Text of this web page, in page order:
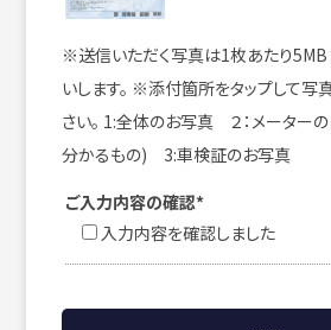
※送信いただく写真は1枚あたり
いします。 ※添付箇所をタップして写
さい。 1:全体のお写真 ２：メーター
分かるもの) 3:車検証のお写真
ご入力内容の確認*
入力内容を確認しました